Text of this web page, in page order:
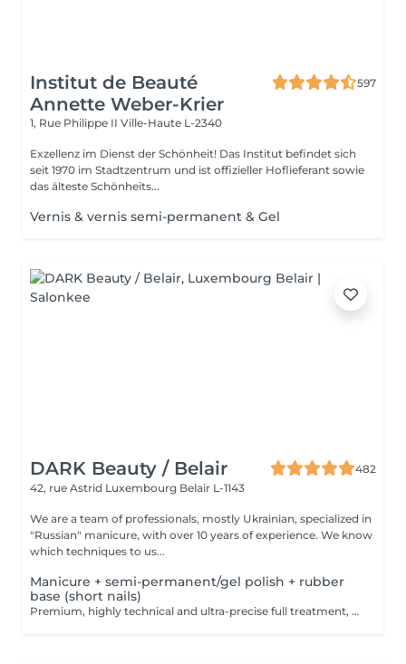
Institut de Beauté
Annette Weber-Krier
597
1, Rue Philippe II Ville-Haute L-2340
Exzellenz im Dienst der Schönheit! Das Institut befindet sich
seit 1970 im Stadtzentrum und ist offizieller Hoflieferant sowie
das älteste Schönheits...
Vernis & vernis semi-permanent & Gel
DARK Beauty / Belair
482
42, rue Astrid Luxembourg Belair L-1143
We are a team of professionals, mostly Ukrainian, specialized in
"Russian" manicure, with over 10 years of experience. We know
which techniques to us...
Manicure + semi-permanent/gel polish + rubber
base (short nails)
Premium, highly technical and ultra-precise full treatment, performed mainly with an e-file to achieve a perfectly clean nail contour and apply the polish as close as possible, even slightly under the cuticle. This technique helps visually delay the regrowth by around 10 days. Visual result: -Extremely well-groomed nails, clean contours, flawless shape -Instagram / photo studio effect: neat, precise, with no visible dry skin We also include a base coat, recommended for short nails in good condition. A perfect solution for flawless and long-lasting nails: -The average durability is 4 weeks!! Service content -> 80€ : -Removal of old semi-permanent and/or gel (if needed, already include in this price/service) -Very meticulous preparation of the nail plate -Removal of dead skin -Shape and file nails -Gentle cuticle care -Rubber base -Application of semi-permanent nail polish -Application of cuticle oil and hand cream Optional : -Price per nail extension on up to 5 nails (if so please book "WITH simple design") +3€/nail -Price per nail for nail art on up to 5 nails (if so please book "WITH simple design") +3€/nail -Price for simple design (French, Chrome, Baby Boomer, Cat Eyes, Stickers, Foil) 6-10 nails -> +20€ -Price for complex design (3D, Hand drawings, Stamping, French with Chrome, Baby Boomer with Chrome, French with Cat Eyes) 6-10 nails -> +30€